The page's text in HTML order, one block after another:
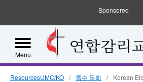
Sponsored
Menu
ResourcesUMC/KO 특수 목회 Korean